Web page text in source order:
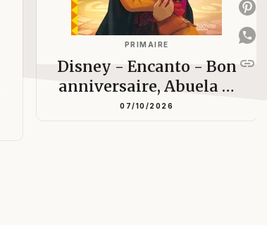
PRIMAIRE
Disney - Encanto - Bon
anniversaire, Abuela …
07/10/2026
link